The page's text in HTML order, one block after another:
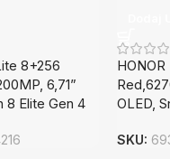
8+256
6,71”
8 Elite Gen 4
OLED,
SKU: